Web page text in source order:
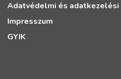
Adatvédelmi és adatkezelési
Impresszum
GYIK